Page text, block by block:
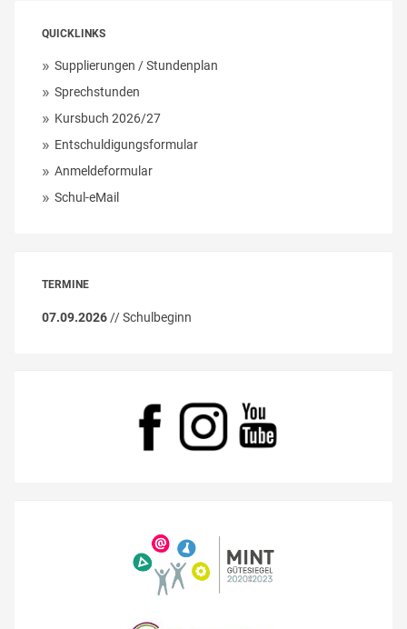
QUICKLINKS
Supplierungen / Stundenplan
Sprechstunden
Kursbuch 2026/27
Entschuldigungsformular
Anmeldeformular
Schul-eMail
TERMINE
07.09.2026 // Schulbeginn